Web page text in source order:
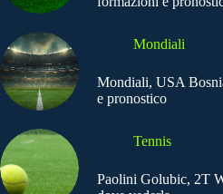
Mondiali
Mondiali, USA
e pronostico
Tennis
Paolini Golubic, 2T